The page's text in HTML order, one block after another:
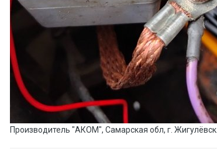
Производитель "АКОМ", Самарская обл, г. Жигулёвск.